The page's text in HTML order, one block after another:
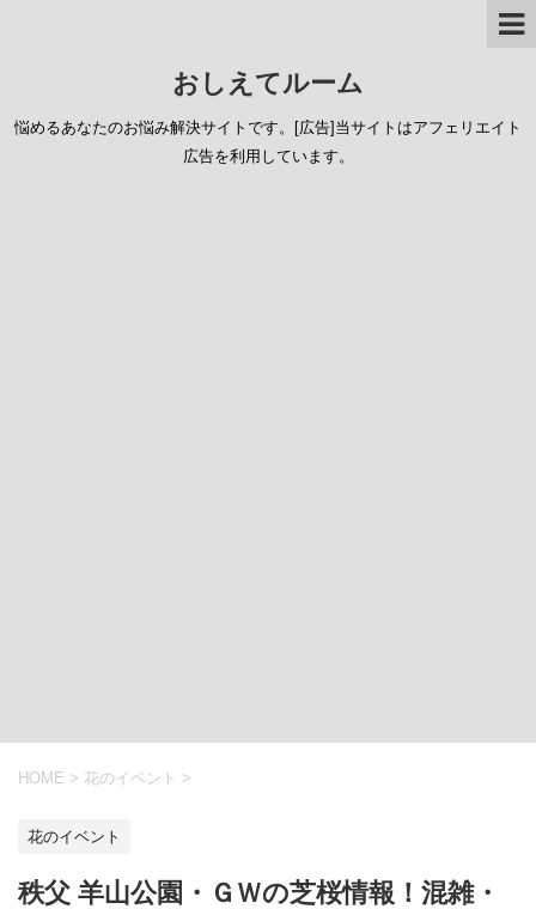
おしえてルーム
悩めるあなたのお悩み解決サイトです。[広告]当サイトはアフェリエイト
広告を利用しています。
HOME > 花のイベント >
花のイベント
秩父 羊山公園・ＧＷの芝桜情報！混雑・